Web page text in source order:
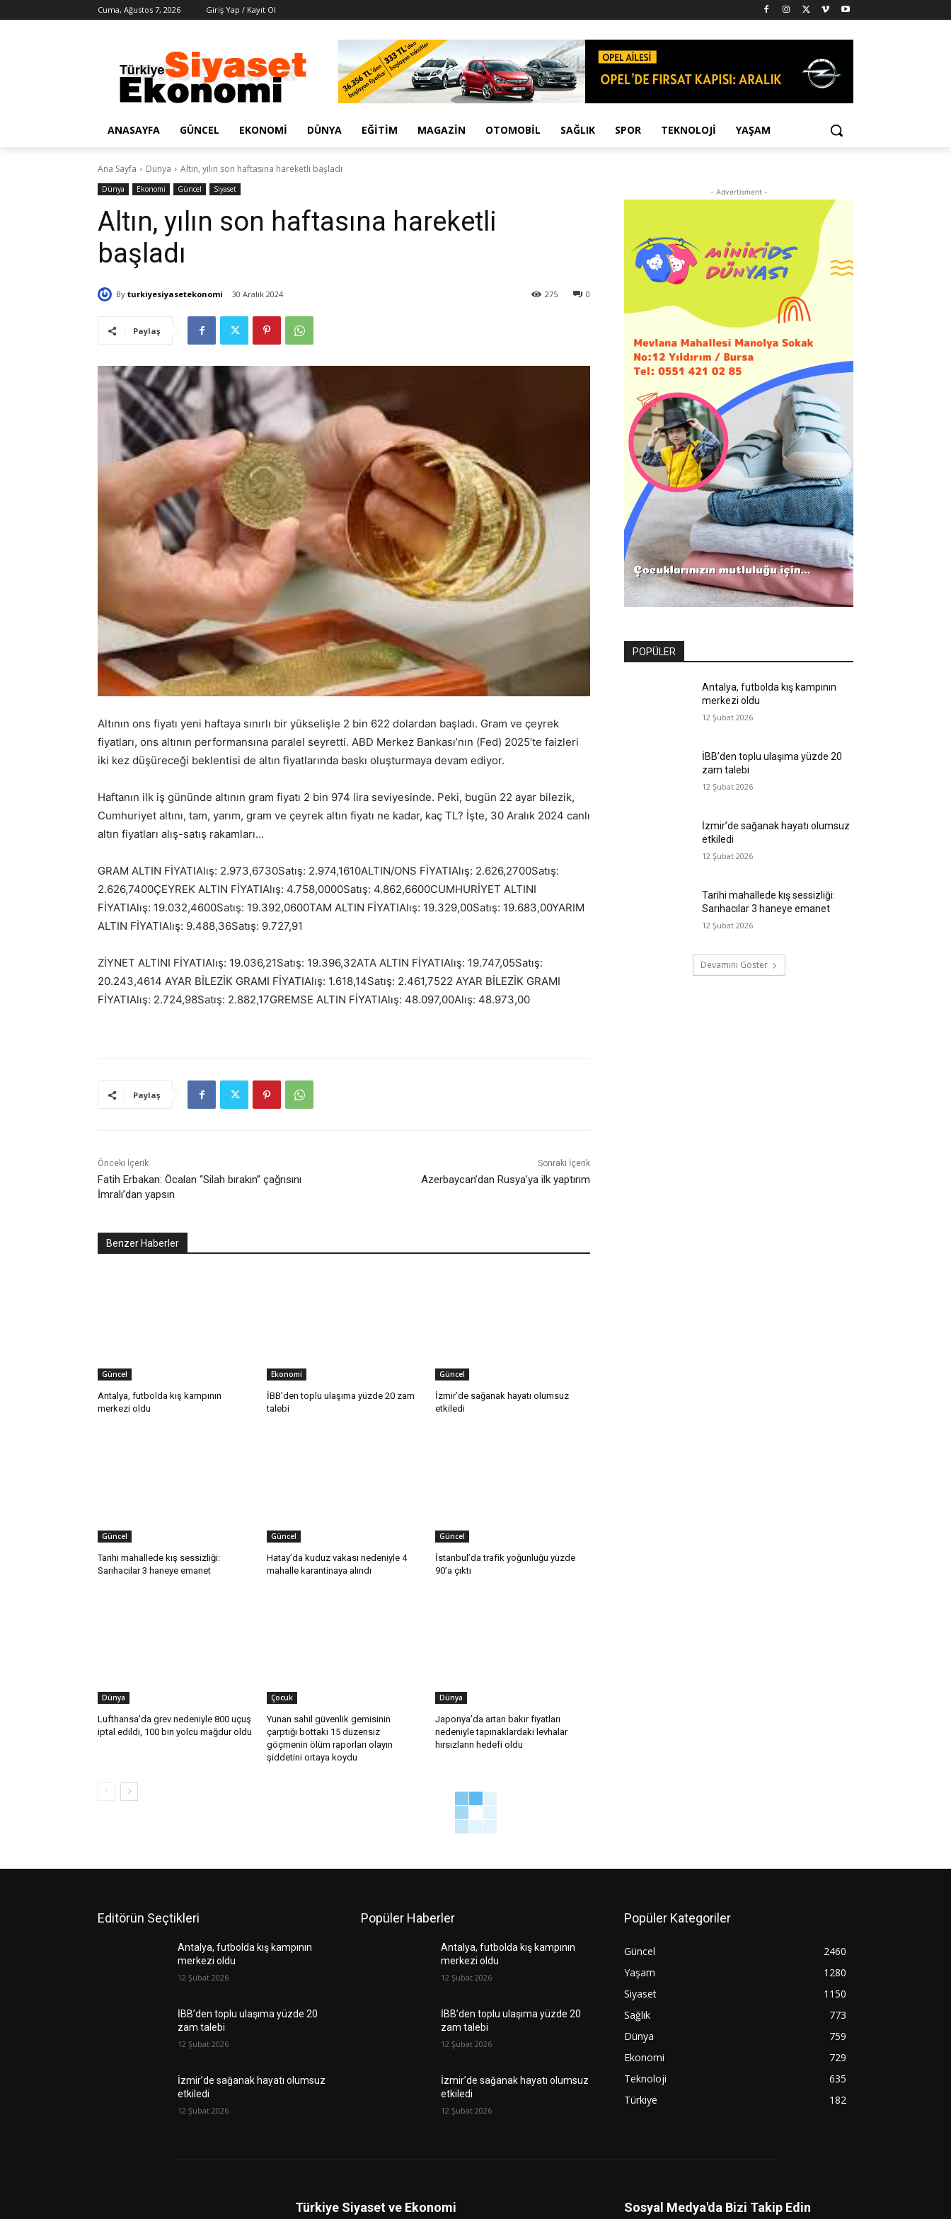
Cuma, Ağustos 7, 2026 Giriş Yap / Kayıt Ol
ANASAYFA GÜNCEL EKONOMI DÜNYA EĞITIM MAGAZIN OTOMOBIL SAĞLIK SPOR TEKNOLOJI YAŞAM
Ana Sayfa Dünya Altın, yılın son haftasına hareketli başladı
Dünya Ekonomi Güncel Siyaset
Altın, yılın son haftasına hareketli
başladı
By turkiyesiyasetekonomi 30 Aralık 2024 0
275
Paylaş
Altının ons fiyatı yeni haftaya sınırlı bir yükselişle 2 bin 622 dolardan başladı. Gram ve çeyrek
fiyatları, ons altının performansına paralel seyretti. ABD Merkez Bankası’nın (Fed) 2025’te faizleri
iki kez düşüreceği beklentisi de altın fiyatlarında baskı oluşturmaya devam ediyor.
Haftanın ilk iş gününde altının gram fiyatı 2 bin 974 lira seviyesinde. Peki, bugün 22 ayar bilezik,
Cumhuriyet altını, tam, yarım, gram ve çeyrek altın fiyatı ne kadar, kaç TL? İşte, 30 Aralık 2024 canlı
altın fiyatları alış-satış rakamları…
GRAM ALTIN FİYATIAlış: 2.973,6730Satış: 2.974,1610ALTIN/ONS FİYATIAlış: 2.626,2700Satış:
2.626,7400ÇEYREK ALTIN FİYATIAlış: 4.758,0000Satış: 4.862,6600CUMHURİYET ALTINI
FİYATIAlış: 19.032,4600Satış: 19.392,0600TAM ALTIN FİYATIAlış: 19.329,00Satış: 19.683,00YARIM
ALTIN FİYATIAlış: 9.488,36Satış: 9.727,91
ZİYNET ALTINI FİYATIAlış: 19.036,21Satış: 19.396,32ATA ALTIN FİYATIAlış: 19.747,05Satış:
20.243,4614 AYAR BİLEZİK GRAMI FİYATIAlış: 1.618,14Satış: 2.461,7522 AYAR BİLEZİK GRAMI
FİYATIAlış: 2.724,98Satış: 2.882,17GREMSE ALTIN FİYATIAlış: 48.097,00Alış: 48.973,00
Paylaş
Önceki İçerik
Fatih Erbakan: Öcalan “Silah bırakın” çağrısını
İmralı’dan yapsın
Sonraki İçerik
Azerbaycan’dan Rusya’ya ilk yaptırım
Benzer Haberler
Güncel
Antalya, futbolda kış kampının
merkezi oldu
Ekonomi
İBB’den toplu ulaşıma yüzde 20 zam
talebi
Güncel
İzmir’de sağanak hayatı olumsuz
etkiledi
Güncel
Tarihi mahallede kış sessizliği:
Sarıhacılar 3 haneye emanet
Güncel
Hatay’da kuduz vakası nedeniyle 4
mahalle karantinaya alındı
Güncel
İstanbul’da trafik yoğunluğu yüzde
90’a çıktı
Dünya
Lufthansa’da grev nedeniyle 800 uçuş
iptal edildi, 100 bin yolcu mağdur oldu
Çocuk
Yunan sahil güvenlik gemisinin
çarptığı bottaki 15 düzensiz
göçmenin ölüm raporları olayın
şiddetini ortaya koydu
Dünya
Japonya’da artan bakır fiyatları
nedeniyle tapınaklardaki levhalar
hırsızların hedefi oldu
- Advertisment -
POPÜLER
Antalya, futbolda kış kampının
merkezi oldu
12 Şubat 2026
İBB’den toplu ulaşıma yüzde 20
zam talebi
12 Şubat 2026
İzmir’de sağanak hayatı olumsuz
etkiledi
12 Şubat 2026
Tarihi mahallede kış sessizliği:
Sarıhacılar 3 haneye emanet
12 Şubat 2026
Devamını Göster
Editörün Seçtikleri
Antalya, futbolda kış kampının
merkezi oldu
12 Şubat 2026
İBB’den toplu ulaşıma yüzde 20
zam talebi
12 Şubat 2026
İzmir’de sağanak hayatı olumsuz
etkiledi
12 Şubat 2026
Popüler Haberler
Antalya, futbolda kış kampının
merkezi oldu
12 Şubat 2026
İBB’den toplu ulaşıma yüzde 20
zam talebi
12 Şubat 2026
İzmir’de sağanak hayatı olumsuz
etkiledi
12 Şubat 2026
Popüler Kategoriler
Güncel
2460
Yaşam
1280
Siyaset
1150
Sağlık
773
Dünya
759
Ekonomi
729
Teknoloji
635
Türkiye
182
Türkiye Siyaset ve Ekonomi Sosyal Medya'da Bizi Takip Edin